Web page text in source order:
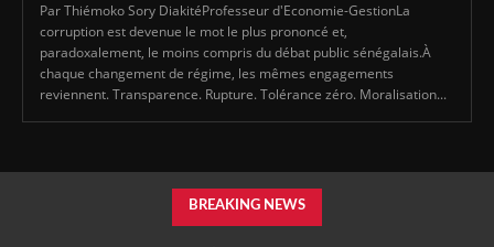
Par Thiémoko Sory DiakitéProfesseur d'Economie-GestionLa
corruption est devenue le mot le plus prononcé et,
paradoxalement, le moins compris du débat public sénégalais.À
chaque changement de régime, les mêmes engagements
reviennent. Transparence. Rupture. Tolérance zéro. Moralisation...
BREAKING NEWS